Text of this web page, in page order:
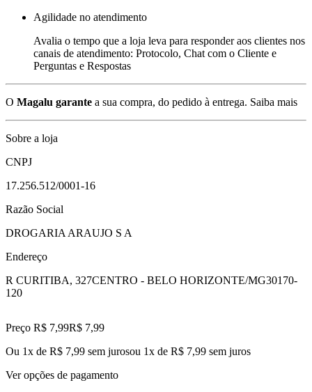
Agilidade no atendimento
Avalia o tempo que a loja leva para responder aos clientes nos
canais de atendimento: Protocolo, Chat com o Cliente e
Perguntas e Respostas
O Magalu garante a sua compra, do pedido à entrega. Saiba mais
Sobre a loja
CNPJ
17.256.512/0001-16
Razão Social
DROGARIA ARAUJO S A
Endereço
R CURITIBA, 327CENTRO - BELO HORIZONTE/MG30170-
120
Preço R$ 7,99R$ 7,99
Ou 1x de R$ 7,99 sem jurosou 1x de R$ 7,99 sem juros
Ver opções de pagamento